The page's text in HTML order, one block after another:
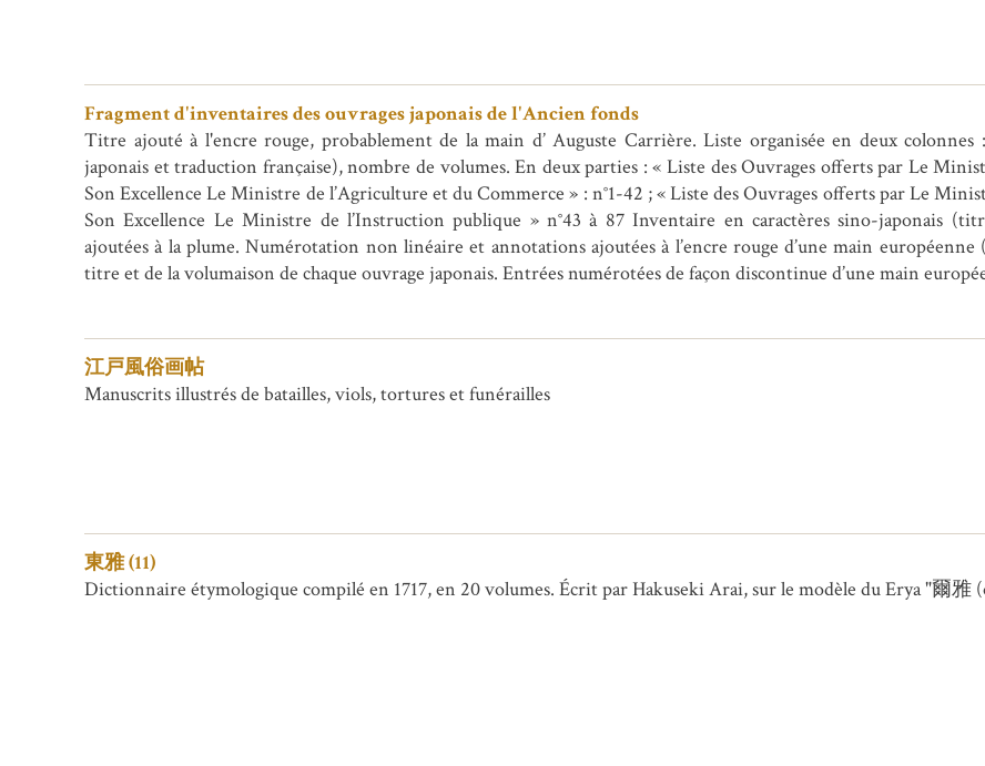
Fragment d'inventaires des ouvrages japonais de l'Ancien fonds
Titre ajouté à l'encre rouge, probablement de la main d’ Auguste Carrière. Liste organisée en deux
japonais et traduction française), nombre de volumes. En deux parties : « Liste des Ouvrages offerts par Le
Son Excellence Le Ministre de l’Agriculture et du Commerce » : n°1-42 ; « Liste des Ouvrages offerts par Le
Son Excellence Le Ministre de l’Instruction publique » n°43 à 87 Inventaire en caractères sino-japonais
ajoutées à la plume. Numérotation non linéaire et annotations ajoutées à l’encre rouge d’une main
titre et de la volumaison de chaque ouvrage japonais. Entrées numérotées de façon discontinue d’une main
江戸風俗画帖
Manuscrits illustrés de batailles, viols, tortures et funérailles
東雅 (11)
Dictionnaire étymologique compilé en 1717, en 20 volumes. Écrit par Hakuseki Arai, sur le modèle du Erya "爾雅